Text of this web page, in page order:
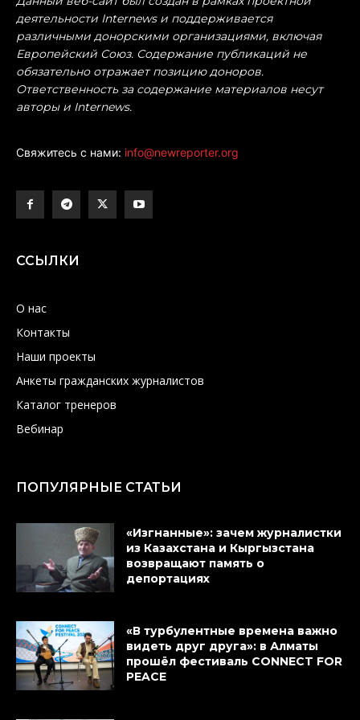
деятельности Internews и поддерживается
различными донорскими организациями, включая
Европейский Союз. Содержание публикаций не
обязательно отражает позицию доноров.
Ответственность за содержание материалов несут
авторы и Internews.
Свяжитесь с нами: info@newreporter.org
ССЫЛКИ
О нас
Контакты
Наши проекты
Анкеты гражданских журналистов
Каталог тренеров
Вебинар
ПОПУЛЯРНЫЕ СТАТЬИ
«Изгнанные»: зачем журналистки
из Казахстана и Кыргызстана
возвращают память о
депортациях
«В турбулентные времена важно
видеть друг друга»: в Алматы
прошёл фестиваль CONNECT FOR
PEACE